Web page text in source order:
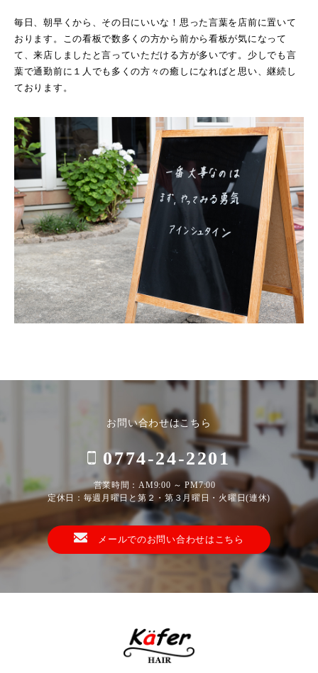
毎日、朝早くから、その日にいいな！思った言葉を店前に置いて
おります。この看板で数多くの方から前から看板が気になって
て、来店しましたと言っていただける方が多いです。少しでも言
葉で通勤前に１人でも多くの方々の癒しになればと思い、継続し
ております。
お問い合わせはこちら
0774-24-2201
営業時間：AM9:00 ～ PM7:00
定休日：毎週月曜日と第２・第３月曜日・火曜日(連休)
メールでのお問い合わせはこちら